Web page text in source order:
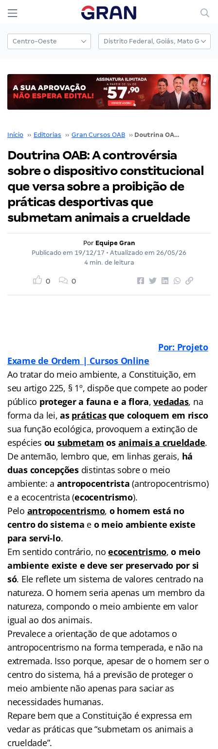
Início ›› Editorias ›› Gran Cursos OAB ›› Doutrina OAB: A controvérsia sobre o dispositivo constitucional que versa sobre a proibição de práticas desportivas que submetam animais a crueldade
Doutrina OAB: A controvérsia
sobre o dispositivo constitucional
que versa sobre a proibição de
práticas desportivas que
submetam animais a crueldade
Por Equipe Gran
Publicado em 19/12/17 • Atualizado em 26/05/26
4 min. de leitura
0 0
Por: Projeto
Exame de Ordem | Cursos Online
Ao tratar do meio ambiente, a Constituição, em
seu artigo 225, § 1º, dispõe que compete ao poder
público proteger a fauna e a flora,vedadas, na
forma da lei,as práticasque coloquem em risco
sua função ecológica, provoquem a extinção de
espécies ou submetam os animais a crueldade.
De antemão, lembro que, em linhas gerais, há
duas concepçõesdistintas sobre o meio
ambiente: a antropocentrista (antropocentrismo)
e a ecocentrista (ecocentrismo).
Pelo antropocentrismo, o homem está no
centro do sistema e o meio ambiente existe
para servi-lo.
Em sentido contrário, noecocentrismo,o meio
ambiente existe e deve ser preservado por si
só. Ele reflete um sistema de valores centrado na
natureza. O homem seria apenas um membro da
natureza, compondo o meio ambiente em valor
igual ao dos animais.
Prevalece a orientação de que adotamos o
antropocentrismo na forma temperada, e não na
extremada. Isso porque, apesar de o homem ser o
centro do sistema, há a previsão de proteger o
meio ambiente não apenas para saciar as
necessidades humanas.
Repare bem que a Constituição é expressa em
vedar as práticas que “submetam os animais a
crueldade”.